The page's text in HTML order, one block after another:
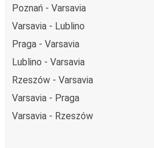
Poznań - Varsavia
Varsavia - Lublino
Praga - Varsavia
Lublino - Varsavia
Rzeszów - Varsavia
Varsavia - Praga
Varsavia - Rzeszów